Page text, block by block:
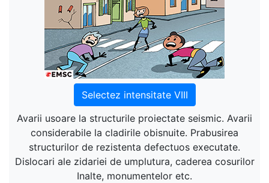
Selectez intensitate VIII
Avarii usoare la structurile proiectate seismic. Avarii
considerabile la cladirile obisnuite. Prabusirea
structurilor de rezistenta defectuos executate.
Dislocari ale zidariei de umplutura, caderea cosurilor
Inalte, monumentelor etc.